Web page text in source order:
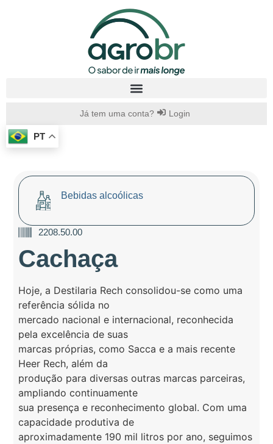
Já tem uma conta? Login
PT
Bebidas alcoólicas
2208.50.00
Cachaça
Hoje, a Destilaria Rech consolidou-se como uma
referência sólida no
mercado nacional e internacional, reconhecida
pela excelência de suas
marcas próprias, como Sacca e a mais recente
Heer Rech, além da
produção para diversas outras marcas parceiras,
ampliando continuamente
sua presença e reconhecimento global. Com uma
capacidade produtiva de
aproximadamente 190 mil litros por ano, seguimos